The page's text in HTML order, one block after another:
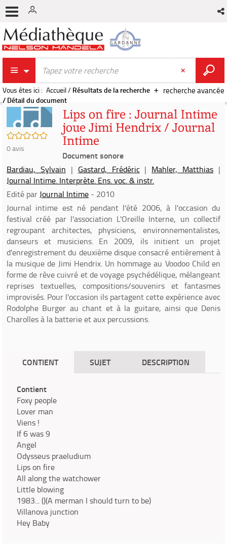
recherche avancée
Vous êtes ici : Accueil/ Résultats de la recherche
/ Détail du document
/5
0avis
Lips on fire : Journal Intime
joue Jimi Hendrix / Journal
Intime
Document sonore
Bardiau, Sylvain | Gastard, Frédéric| Mahler, Matthias |
Journal Intime. Interprète. Ens. voc. & instr.
Edité par Journal Intime - 2010
Journal intime est né pendant l'été 2006, à l'occasion du
festival créé par l'association L'Oreille Interne, un collectif
regroupant architectes, physiciens, environnementalistes,
danseurs et musiciens. En 2009, ils initient un projet
d'enregistrement du deuxième disque consacré entièrement à
la musique de Jimi Hendrix. Un hommage au Voodoo Child en
forme de rêve cuivré et de voyage psychédélique, mélangeant
reprises textuelles, compositions/souvenirs et fantasmes
improvisés. Pour l'occasion ils partagent cette expérience avec
Rodolphe Burger au chant et à la guitare, ainsi que Denis
Charolles à la batterie et aux percussions.
CONTIENT SUJET DESCRIPTION
Contient
Foxy people
Lover man
Viens !
If 6 was 9
Angel
Odysseus praeludium
Lips on fire
All along the watchower
Little blowing
1983... ()(A merman I should turn to be)
Villanova junction
Hey Baby